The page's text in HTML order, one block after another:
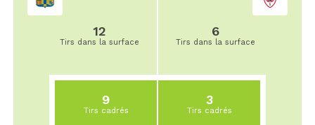
12
Tirs dans la surface
9
Tirs cadrés
6
Tirs dans la surface
3
Tirs cadrés